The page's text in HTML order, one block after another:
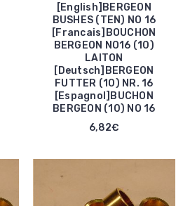
[English]BERGEON
BUSHES (TEN) NO 16
[Francais]BOUCHON
BERGEON NO16 (10)
LAITON
[Deutsch]BERGEON
FUTTER (10) NR. 16
[Espagnol]BUCHON
BERGEON (10) NO 16
6,82€